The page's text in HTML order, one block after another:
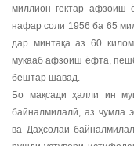
миллион гектар афзоиш
нафар соли 1956 ба 65
дар минтақа аз 60
мукааб афзоиш ёфта,
бештар шавад.
Бо мақсади ҳалли ин
байналмилалӣ, аз ҷумла
ва Даҳсолаи